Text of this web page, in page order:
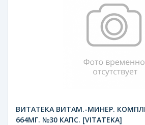
ВИТАТЕКА ВИТАМ.-МИНЕР.
664МГ. №30 КАПС. [VITATEKA]